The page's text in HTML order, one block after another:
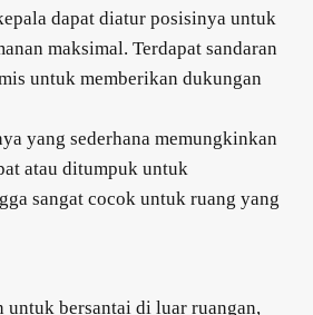
dapat diatur posisinya untuk
maksimal. Terdapat sandaran
untuk memberikan dukungan
yang sederhana memungkinkan
atau ditumpuk untuk
sangat cocok untuk ruang yang
bersantai di luar ruangan,